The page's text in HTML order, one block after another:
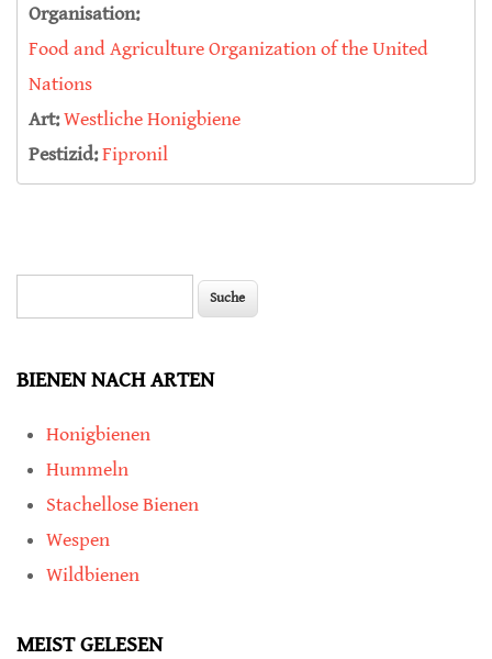
Organisation:
Food and Agriculture Organization of the United
Nations
Art:Westliche Honigbiene
Pestizid:Fipronil
BIENEN NACH ARTEN
Honigbienen
Hummeln
Stachellose Bienen
Wespen
Wildbienen
MEIST GELESEN